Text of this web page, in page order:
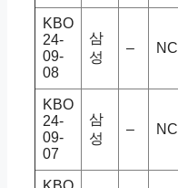
KBO
24-
09-
08
삼
성
– NC
KBO
24-
09-
07
삼
성
– NC